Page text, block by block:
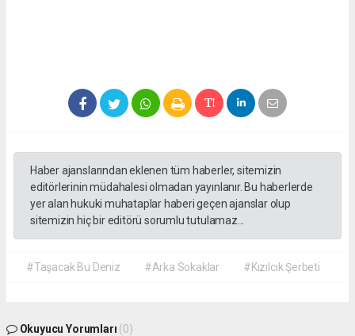
Haber ajanslarından eklenen tüm haberler, sitemizin
editörlerinin müdahalesi olmadan yayınlanır. Bu haberlerde
yer alan hukuki muhataplar haberi geçen ajanslar olup
sitemizin hiç bir editörü sorumlu tutulamaz...
#Taşacak Bu Deniz #Arka Sokaklar #Kızılcık Şerbeti
Okuyucu Yorumları (0)